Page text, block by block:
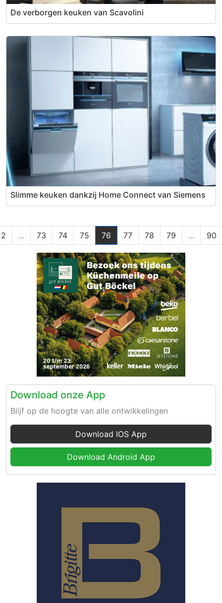
De verborgen keuken van Scavolini
Slimme keuken dankzij Home Connect van Siemens
2 ... 73 74 75 76 77 78 79 ... 90
Download onze App
Blijf op de hoogte van alle ontwikkelingen
Download IOS App
Download Android App